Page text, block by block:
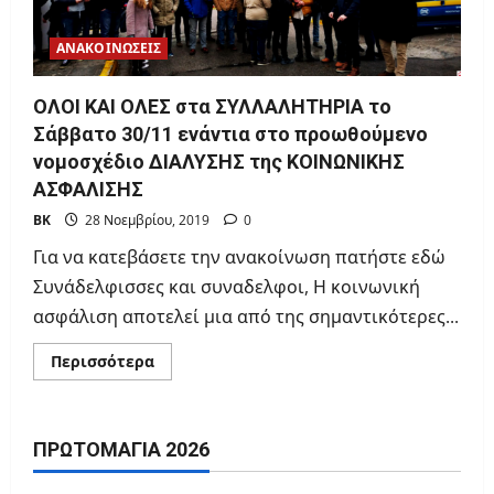
ΑΝΑΚΟΙΝΩΣΕΙΣ
ΟΛΟΙ ΚΑΙ ΟΛΕΣ στα ΣΥΛΛΑΛΗΤΗΡΙΑ το
Σάββατο 30/11 ενάντια στο προωθούμενο
νομοσχέδιο ΔΙΑΛΥΣΗΣ της ΚΟΙΝΩΝΙΚΗΣ
ΑΣΦΑΛΙΣΗΣ
ΒΚ 28 Νοεμβρίου, 2019 0
Για να κατεβάσετε την ανακοίνωση πατήστε εδώ
Συνάδελφισσες και συναδελφοι, Η κοινωνική
ασφάλιση αποτελεί μια από της σημαντικότερες...
ΠερισσότεραRead
more
ΟΛΕΣ
στα
ΣΥΛΛΑΛΗΤΗΡΙΑ
ΠΡΩΤΟΜΑΓΙΆ 2026